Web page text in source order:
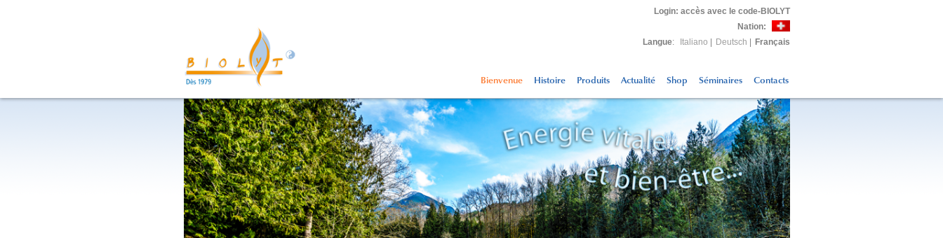
Login: accès avec le code-BIOLYT
Nation:
Langue: Italiano Deutsch Français
Bienvenue Histoire Produits Actualité Shop Séminaires Contacts